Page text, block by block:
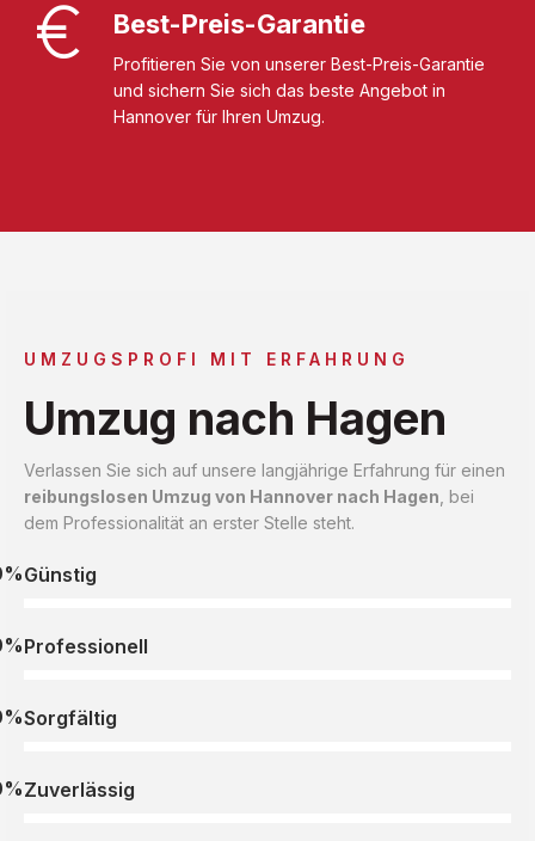
Best-Preis-Garantie
Profitieren Sie von unserer Best-Preis-Garantie
und sichern Sie sich das beste Angebot in
Hannover für Ihren Umzug.
UMZUGSPROFI MIT ERFAHRUNG
Umzug nach Hagen
Verlassen Sie sich auf unsere langjährige Erfahrung für einen
reibungslosen Umzug von Hannover nach Hagen , bei
dem Professionalität an erster Stelle steht.
Günstig
Professionell
Sorgfältig
Zuverlässig